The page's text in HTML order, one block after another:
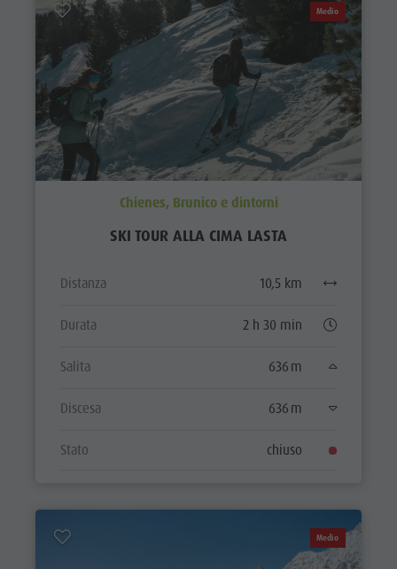
Medio
Chienes, Brunico e dintorni
SKI TOUR ALLA CIMA LASTA
Distanza 10,5 km
Durata 2 h 30 min
Salita 636 m
Discesa 636 m
Stato chiuso
Medio